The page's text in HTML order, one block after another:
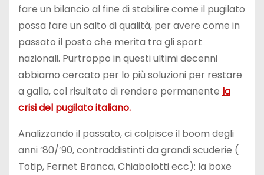
fare un bilancio al fine di stabilire come il pugilato
possa fare un salto di qualità, per avere come in
passato il posto che merita tra gli sport
nazionali. Purtroppo in questi ultimi decenni
abbiamo cercato per lo più soluzioni per restare
a galla, col risultato di rendere permanente la
crisi del pugilato italiano.
Analizzando il passato, ci colpisce il boom degli
anni ’80/’90, contraddistinti da grandi scuderie (
Totip, Fernet Branca, Chiabolotti ecc): la boxe